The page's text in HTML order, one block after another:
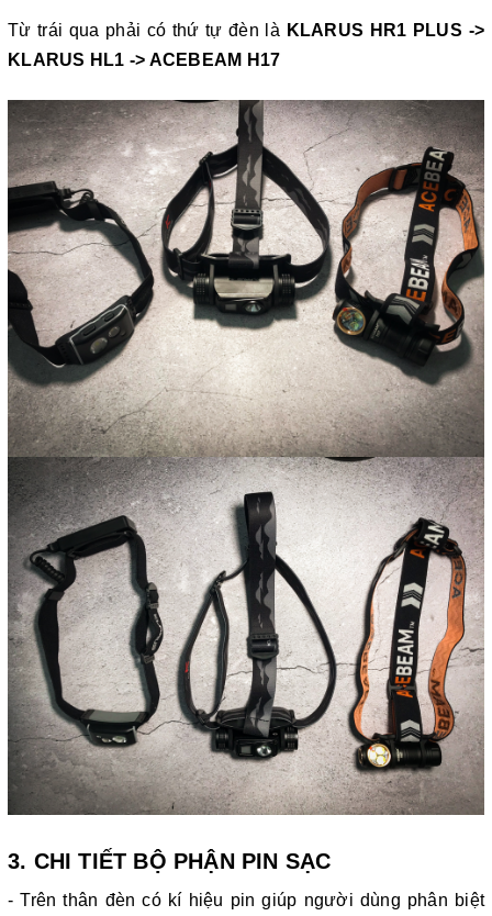
Từ trái qua phải có thứ tự đèn là KLARUS HR1 PLUS ->
KLARUS HL1 -> ACEBEAM H17
3. CHI TIẾT BỘ PHẬN PIN SẠC
- Trên thân đèn có kí hiệu pin giúp người dùng phân biệt